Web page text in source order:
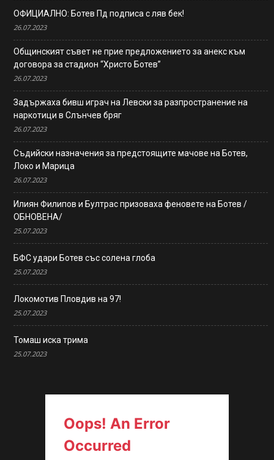
ОФИЦИАЛНО: Ботев Пд подписа с ляв бек!
26.07.2023
Общинският съвет не прие предложението за анекс към
договора за стадион “Христо Ботев”
26.07.2023
Задържаха бивш играч на Левски за разпространение на
наркотици в Слънчев бряг
26.07.2023
Съдийски назначения за предстоящите мачове на Ботев,
Локо и Марица
26.07.2023
Илиян Филипов и Бултрас призоваха феновете на Ботев /
ОБНОВЕНА/
25.07.2023
БФС удари Ботев със солена глоба
25.07.2023
Локомотив Пловдив на 97!
25.07.2023
Томаш иска трима
25.07.2023